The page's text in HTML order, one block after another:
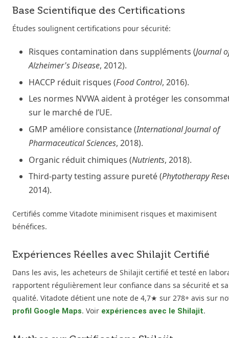
Base Scientifique des Certifications
Études soulignent certifications pour sécurité:
Risques contamination dans suppléments (Journal
Alzheimer's Disease, 2012).
HACCP réduit risques (Food Control, 2016).
Les normes NVWA aident à protéger les
sur le marché de l’UE.
GMP améliore consistance (International Journal of
Pharmaceutical Sciences, 2018).
Organic réduit chimiques (Nutrients, 2018).
Third-party testing assure pureté (Phytotherapy
2014).
Certifiés comme Vitadote minimisent risques et maximisent
bénéfices.
Expériences Réelles avec Shilajit Certifié
Dans les avis, les acheteurs de Shilajit certifié et testé en
rapportent régulièrement leur confiance dans sa sécurité et sa
qualité. Vitadote détient une note de 4,7★ sur 278+ avis sur
profil Google Maps. Voir expériences avec le Shilajit.